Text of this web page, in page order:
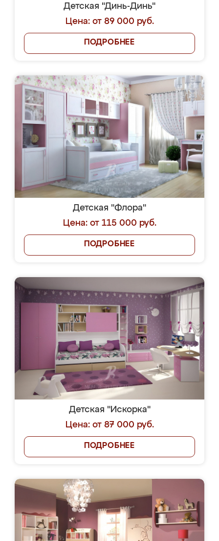
Детская "Динь-Динь"
Цена: от 89 000 руб.
ПОДРОБНЕЕ
Детская "Флора"
Цена: от 115 000 руб.
ПОДРОБНЕЕ
Детская "Искорка"
Цена: от 87 000 руб.
ПОДРОБНЕЕ